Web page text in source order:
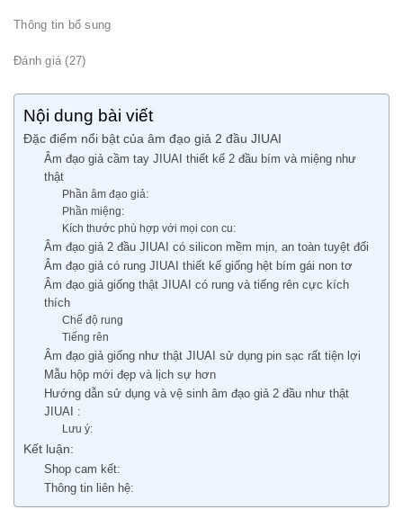
Thông tin bổ sung
Đánh giá (27)
Nội dung bài viết
Đặc điểm nổi bật của âm đạo giả 2 đầu JIUAI
Âm đạo giả cầm tay JIUAI thiết kế 2 đầu bím và miệng như
thật
Phần âm đạo giả:
Phần miệng:
Kích thước phù hợp với mọi con cu:
Âm đạo giả 2 đầu JIUAI có silicon mềm mịn, an toàn tuyệt đối
Âm đạo giả có rung JIUAI thiết kế giống hệt bím gái non tơ
Âm đạo giả giống thật JIUAI có rung và tiếng rên cực kích
thích
Chế độ rung
Tiếng rên
Âm đạo giả giống như thật JIUAI sử dụng pin sạc rất tiện lợi
Mẫu hộp mới đẹp và lịch sự hơn
Hướng dẫn sử dụng và vệ sinh âm đạo giả 2 đầu như thật
JIUAI :
Lưu ý:
Kết luận:
Shop cam kết:
Thông tin liên hệ: